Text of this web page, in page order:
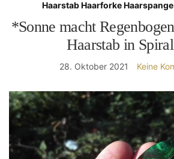
Haarstab Haarforke
*Sonne macht
Haarstab in
28. Oktober 2021 Keine